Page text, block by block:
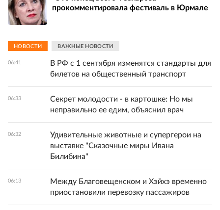
прокомментировала фестиваль в Юрмале
НОВОСТИ ВАЖНЫЕ НОВОСТИ
06:41
В РФ с 1 сентября изменятся стандарты для
билетов на общественный транспорт
06:33
Секрет молодости - в картошке: Но мы
неправильно ее едим, объяснил врач
06:32
Удивительные животные и супергерои на
выставке "Сказочные миры Ивана
Билибина"
06:13
Между Благовещенском и Хэйхэ временно
приостановили перевозку пассажиров